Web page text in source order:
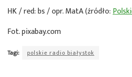
HK / red: bs / opr. MatA (źródło:
Fot. pixabay.com
Tagi: polskie radio białystok